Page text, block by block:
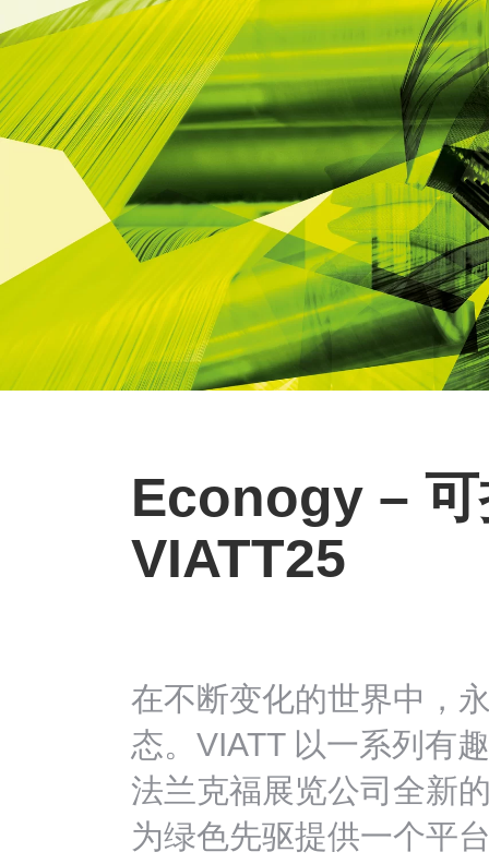
Econogy –
VIATT25
在不断变化的世界中，
态。VIATT 以一系列有
法兰克福展览公司全新
为绿色先驱提供一个平